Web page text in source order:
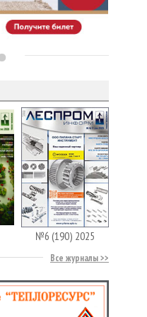
№6 (190) 2025
Все журналы